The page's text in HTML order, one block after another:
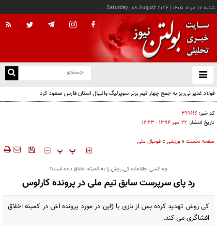
شنبه ۱۷ مرداد ۱۴۰۵ |
Saturday , 08 August 2026
باز
و
فولاد غدیر نی‌ریز به جمع چهار تیم برتر سوپرلیگ والیبال استان فارس صعود کرد
کد خبر: ۲۹۹۶۱۶
تاریخ انتشار: ۲۲ مهر ۱۳۹۴ - ۱۲:۲۳
صفحه نخست »ورزشی »فوتبال ملی
‍‍‍ پ پ
چه کسی اطلاعات کی روش را به کمیته اخلاق داده است؟
رد پای سرپرست سابق تیم ملی در پرونده کارلوس
کی روش تهدید کرده پس از بازی با ژاپن در مورد پرونده اش در کمیته اخلاق
افشاگری می کند.